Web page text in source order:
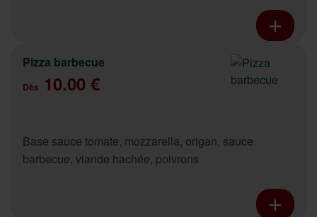
Pizza barbecue
Dès 10.00 €
Base sauce tomate, mozzarella, origan, sauce
barbecue, viande hachée, poivrons